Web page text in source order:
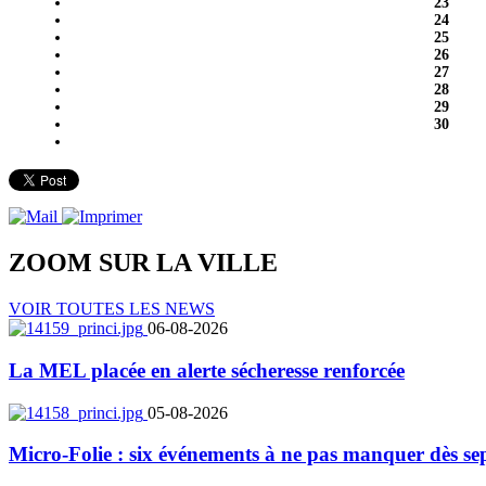
24
25
26
27
28
29
30
ZOOM SUR LAVILLE
VOIR TOUTES LES NEWS
06-08-2026
La MEL placée en alerte sécheresse renforcée
05-08-2026
Micro-Folie : six événements à ne pas manquer dès